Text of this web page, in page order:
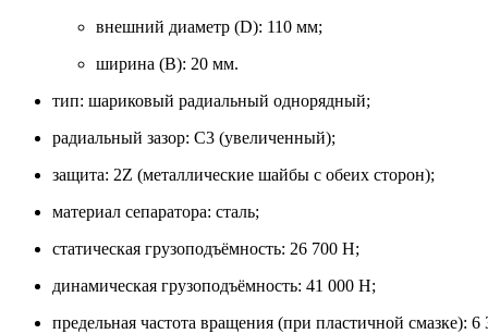
внешний диаметр (D): 110 мм;
ширина (B): 20 мм.
тип: шариковый радиальный однорядный;
радиальный зазор: C3 (увеличенный);
защита: 2Z (металлические шайбы с обеих сторон);
материал сепаратора: сталь;
статическая грузоподъёмность: 26 700 Н;
динамическая грузоподъёмность: 41 000 Н;
предельная частота вращения (при пластичной смазке): 6